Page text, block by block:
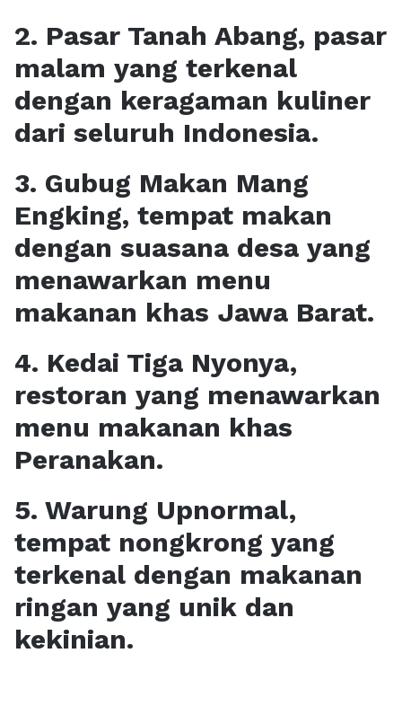
2. Pasar Tanah Abang, pasar
malam yang terkenal
dengan keragaman kuliner
dari seluruh Indonesia.
3. Gubug Makan Mang
Engking, tempat makan
dengan suasana desa yang
menawarkan menu
makanan khas Jawa Barat.
4. Kedai Tiga Nyonya,
restoran yang menawarkan
menu makanan khas
Peranakan.
5. Warung Upnormal,
tempat nongkrong yang
terkenal dengan makanan
ringan yang unik dan
kekinian.